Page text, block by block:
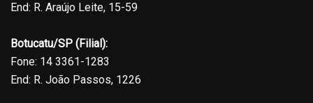
End: R. Araújo Leite, 15-59
Botucatu/SP (Filial):
Fone: 14 3361-1283
End: R. João Passos, 1226